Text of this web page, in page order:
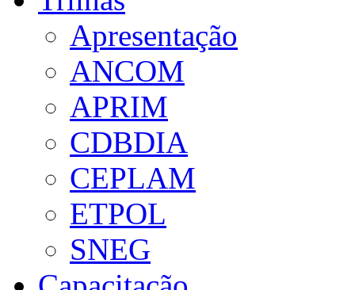
Apresentação
ANCOM
APRIM
CDBDIA
CEPLAM
ETPOL
SNEG